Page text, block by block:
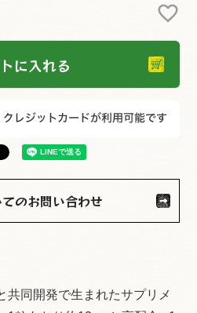
に入れる
のお問い合わせ
共同開発で生まれたサプリメ